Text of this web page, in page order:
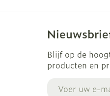
inslikken:
water of appelsap.
Blijf op de
producten en